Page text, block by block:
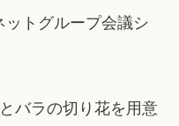
ットグループ会議シ
バラの切り花を用意